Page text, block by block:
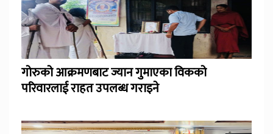
गोरुको आक्रमणबाट ज्यान गुमाएका विकको
परिवारलाई राहत उपलब्ध गराइने